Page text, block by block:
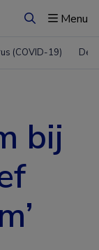
ZoekenMenu
(COVID-19)
bij